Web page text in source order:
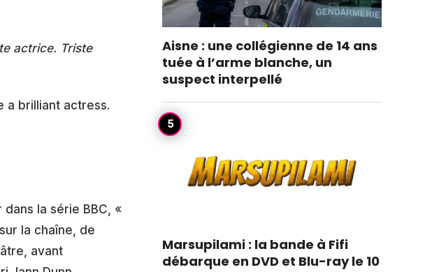
actrice. Triste
a brilliant actress.
la série BBC, «
la chaîne, de
avant
Aisne : une collégienne de 14 ans
tuée à l’arme blanche, un
suspect interpellé
Marsupilami : la bande à Fifi
débarque en DVD et Blu-ray le 10